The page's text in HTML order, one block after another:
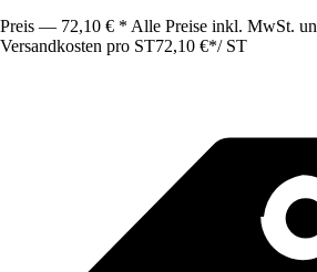
Preis — 72,10 € * Alle Preise inkl. MwSt.
Versandkosten pro ST72,10 €*/ ST